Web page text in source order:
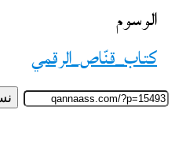
الوسوم
كتاب_قنّاص_الرقمي